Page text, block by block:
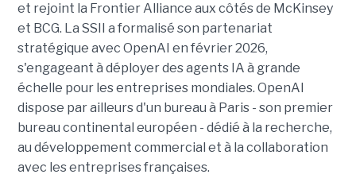
et rejoint la Frontier Alliance aux côtés de McKinsey
et BCG. La SSII a formalisé son partenariat
stratégique avec OpenAI en février 2026,
s'engageant à déployer des agents IA à grande
échelle pour les entreprises mondiales. OpenAI
dispose par ailleurs d'un bureau à Paris - son premier
bureau continental européen - dédié à la recherche,
au développement commercial et à la collaboration
avec les entreprises françaises.